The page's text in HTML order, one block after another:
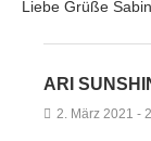
Liebe Grüße
ARI
2. März 2021 -